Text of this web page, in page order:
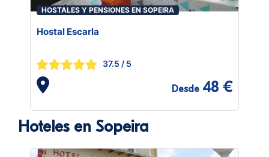
HOSTALES Y PENSIONES EN SOPEIRA
Hostal Escarla
37.5 / 5
Desde 48 €
Hoteles en Sopeira